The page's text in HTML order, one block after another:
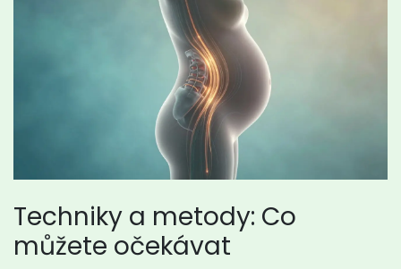
Techniky a metody: Co
můžete očekávat